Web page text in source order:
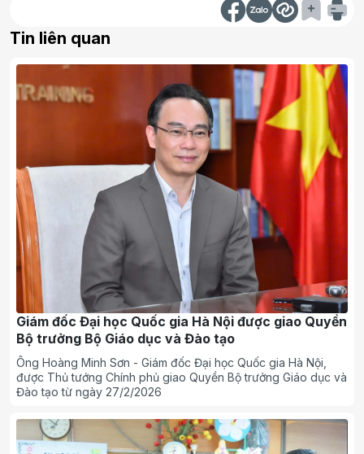
Tin liên quan
Giám đốc Đại học Quốc gia Hà Nội được giao Quyền
Bộ trưởng Bộ Giáo dục và Đào tạo
Ông Hoàng Minh Sơn - Giám đốc Đại học Quốc gia Hà Nội,
được Thủ tướng Chính phủ giao Quyền Bộ trưởng Giáo dục và
Đào tạo từ ngày 27/2/2026